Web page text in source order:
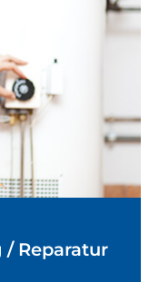
Reparatur